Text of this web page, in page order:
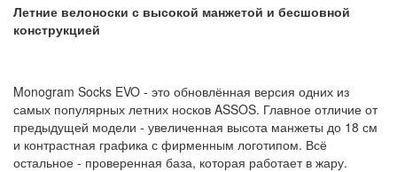
Летние велоноски с высокой манжетой и бесшовной
конструкцией
Monogram Socks EVO - это обновлённая версия одних из
самых популярных летних носков ASSOS. Главное отличие от
предыдущей модели - увеличенная высота манжеты до 18 см
и контрастная графика с фирменным логотипом. Всё
остальное - проверенная база, которая работает в жару.